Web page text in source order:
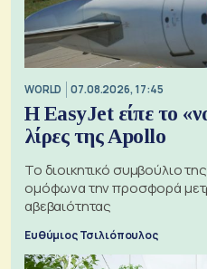
WORLD 07.08.2026, 17:45
Η EasyJet είπε το
λίρες της Apollo
Το διοικητικό συμβούλιο
ομόφωνα την προσφορά
αβεβαιότητας
Ευθύμιος Τσιλιόπουλος